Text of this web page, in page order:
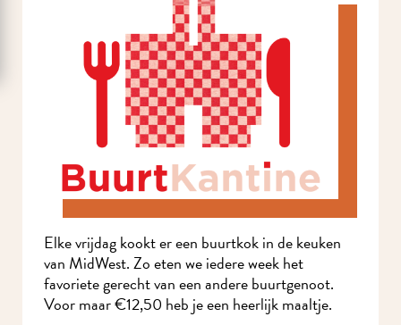
Elke vrijdag kookt er een buurtkok in de keuken
van MidWest. Zo eten we iedere week het
favoriete gerecht van een andere buurtgenoot.
Voor maar €12,50 heb je een heerlijk maaltje.